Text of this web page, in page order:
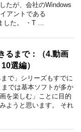
たが、会社のWindows
アントである
した。 ・T …
るまで：（4.動画
選編）
で」シリーズもすでに
では基本ソフトが多か
を楽しむ」ことに目的
ようと思います。 それ